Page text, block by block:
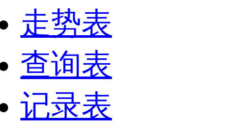
走势表
查询表
记录表